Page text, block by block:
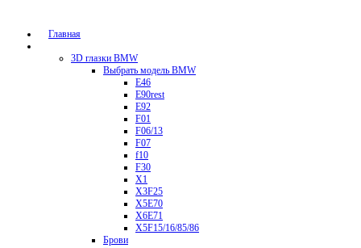
Главная
3D глазки BMW
Выбрать модель BMW
E46
E90rest
E92
F01
F06/13
F07
f10
F30
X1
X3F25
X5E70
X6E71
X5F15/16/85/86
Брови